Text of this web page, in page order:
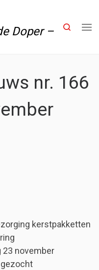
Doper –
Search
nr. 166
kerstpakketten
23 november